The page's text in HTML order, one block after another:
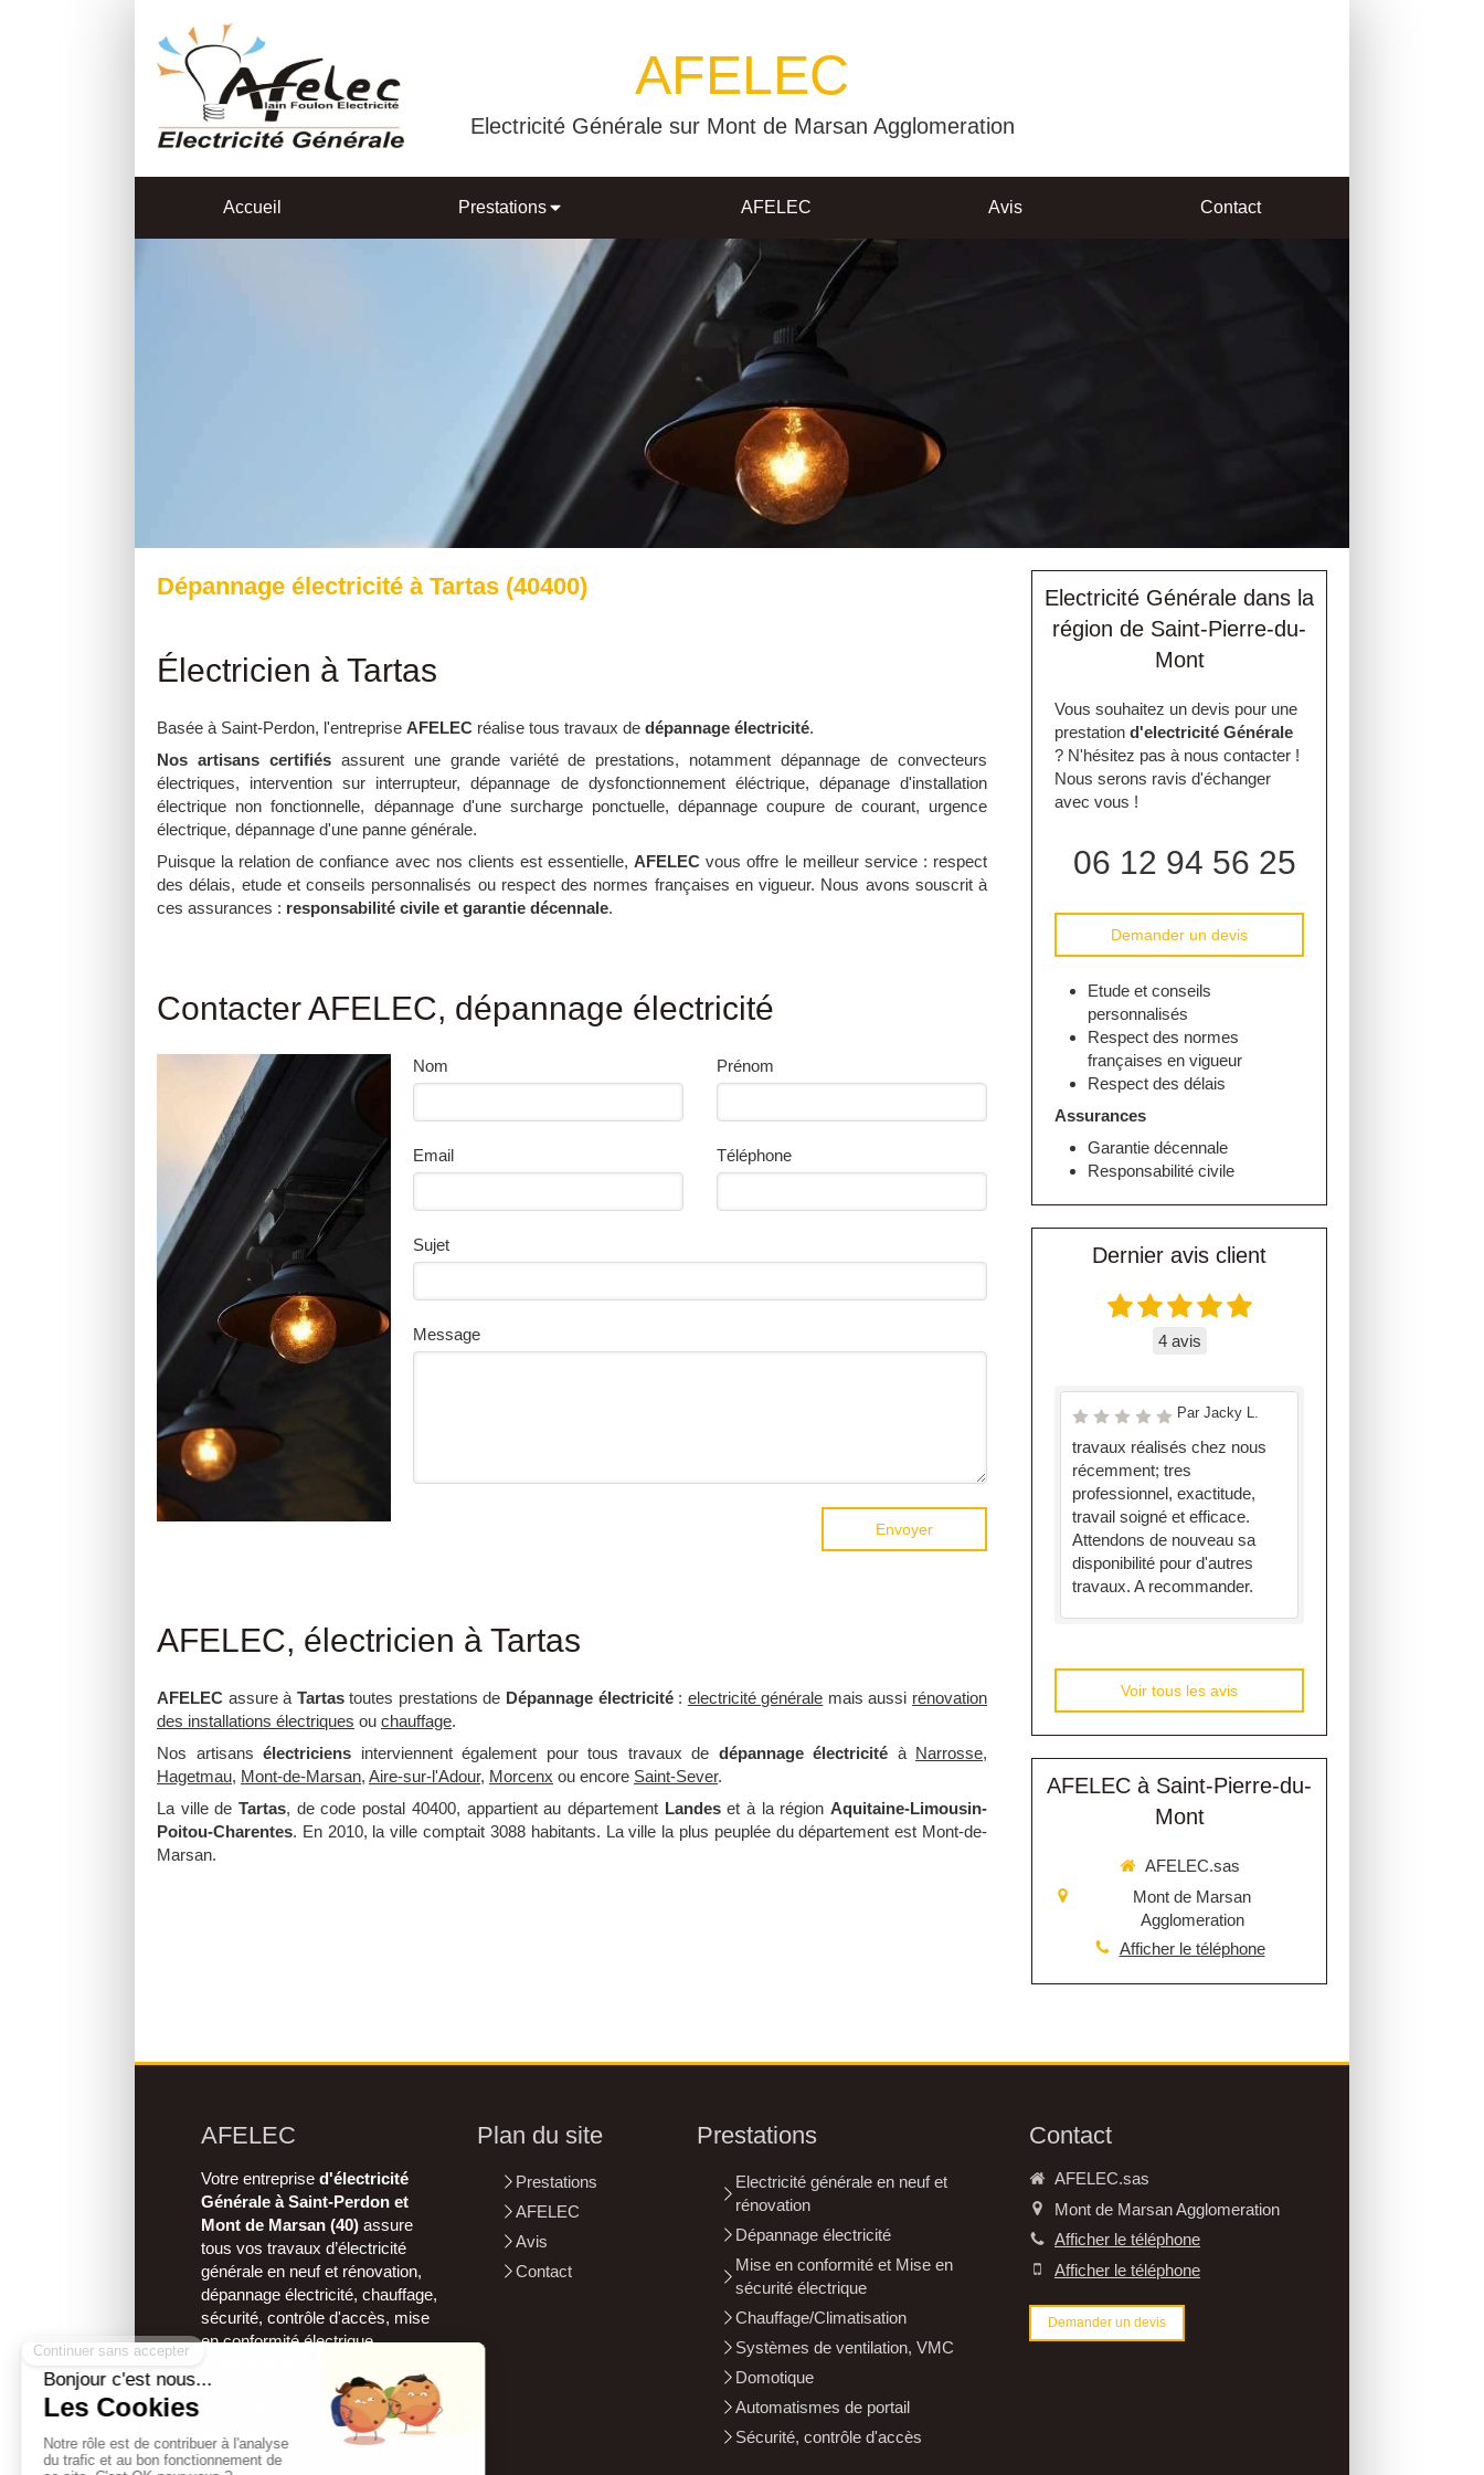
AFELEC
Electricité Générale sur Mont de Marsan Agglomeration
Accueil Prestations AFELEC Avis Contact
Dépannage électricité à Tartas (40400)
Électricien à Tartas
Basée à Saint-Perdon, l'entreprise AFELEC réalise tous travaux de dépannage électricité.
Nos artisans certifiésassurent une grande variété de prestations, notamment dépannage de convecteurs
électriques, intervention sur interrupteur, dépannage de dysfonctionnement éléctrique, dépanage d'installation
électrique non fonctionnelle, dépannage d'une surcharge ponctuelle, dépannage coupure de courant, urgence
électrique, dépannage d'une panne générale.
Puisque la relation de confiance avec nos clients est essentielle,AFELEC vous offre le meilleur service : respect
des délais, etude et conseils personnalisés ou respect des normes françaises en vigueur. Nous avons souscrit à
ces assurances : responsabilité civile et garantie décennale.
Contacter AFELEC, dépannage électricité
Nom Prénom
Email Téléphone
Sujet
Message
Envoyer
AFELEC, électricien à Tartas
AFELEC assure à Tartastoutes prestations de Dépannage électricité: electricité générale mais aussi rénovation
des installations électriques ou chauffage.
Nos artisans électriciens interviennent également pour tous travaux de dépannage électricité à Narrosse,
Hagetmau, Mont-de-Marsan, Aire-sur-l'Adour, Morcenx ou encore Saint-Sever.
La ville deTartas, de code postal 40400, appartient au département Landeset à la région Aquitaine-Limousin-
Poitou-Charentes. En 2010, la ville comptait 3088 habitants. La ville la plus peuplée du département est Mont-de-
Marsan.
Electricité Générale dans la
région de Saint-Pierre-du-
Mont
Vous souhaitez un devis pour une
prestation d'electricité Générale
? N'hésitez pas à nous contacter !
Nous serons ravis d'échanger
avec vous !
06 12 94 56 25
Demander un devis
Etude et conseils
personnalisés
Respect des normes
françaises en vigueur
Respect des délais
Assurances
Garantie décennale
Responsabilité civile
Dernier avis client
4 avis
Par Jacky L.
travaux réalisés chez nous
récemment; tres
professionnel, exactitude,
travail soigné et efficace.
Attendons de nouveau sa
disponibilité pour d'autres
travaux. A recommander.
Voir tous les avis
AFELEC à Saint-Pierre-du-
Mont
AFELEC.sas
Mont de Marsan
Agglomeration
Afficher le téléphone
AFELEC
Votre entreprise d'électricité
Générale à Saint-Perdon et
Mont de Marsan (40) assure
tous vos travaux d’électricité
générale en neuf et rénovation,
dépannage électricité, chauffage,
sécurité, contrôle d'accès, mise
en conformité électrique,
climatisation, mise en sécurité,
automatismes de portail,
domotique.
AFELECintervient sur Mont-de-
Plan du site
Prestations
AFELEC
Avis
Contact
Prestations
Electricité générale en neuf et
rénovation
Dépannage électricité
Mise en conformité et Mise en
sécurité électrique
Chauffage/Climatisation
Systèmes de ventilation, VMC
Domotique
Automatismes de portail
Sécurité, contrôle d'accès
Contact
AFELEC.sas
Mont de Marsan Agglomeration
Afficher le téléphone
Afficher le téléphone
Demander un devis